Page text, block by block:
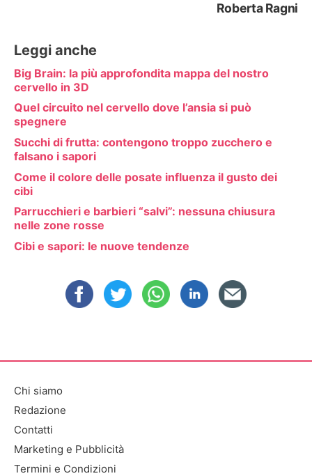
Roberta Ragni
Leggi anche
Big Brain: la più approfondita mappa del nostro
cervello in 3D
Quel circuito nel cervello dove l’ansia si può
spegnere
Succhi di frutta: contengono troppo zucchero e
falsano i sapori
Come il colore delle posate influenza il gusto dei
cibi
Parrucchieri e barbieri “salvi”: nessuna chiusura
nelle zone rosse
Cibi e sapori: le nuove tendenze
Chi siamo
Redazione
Contatti
Marketing e Pubblicità
Termini e Condizioni